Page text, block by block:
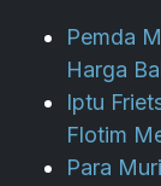
Pemda
Harga
Iptu
Flotim
Para